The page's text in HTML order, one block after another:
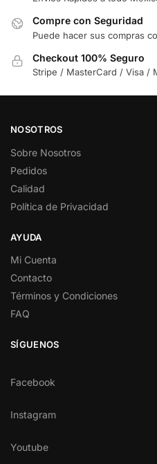
Compre con Seguridad
Puede hacer sus compras
Checkout 100% Seguro
Stripe / MasterCard / Visa /
NOSOTROS
Sobre Nosotros
Pedidos
Calidad
Política de Privacidad
AYUDA
Mi Cuenta
Contacto
Términos y Condiciones
FAQ
SÍGUENOS
Facebook
Instagram
Youtube